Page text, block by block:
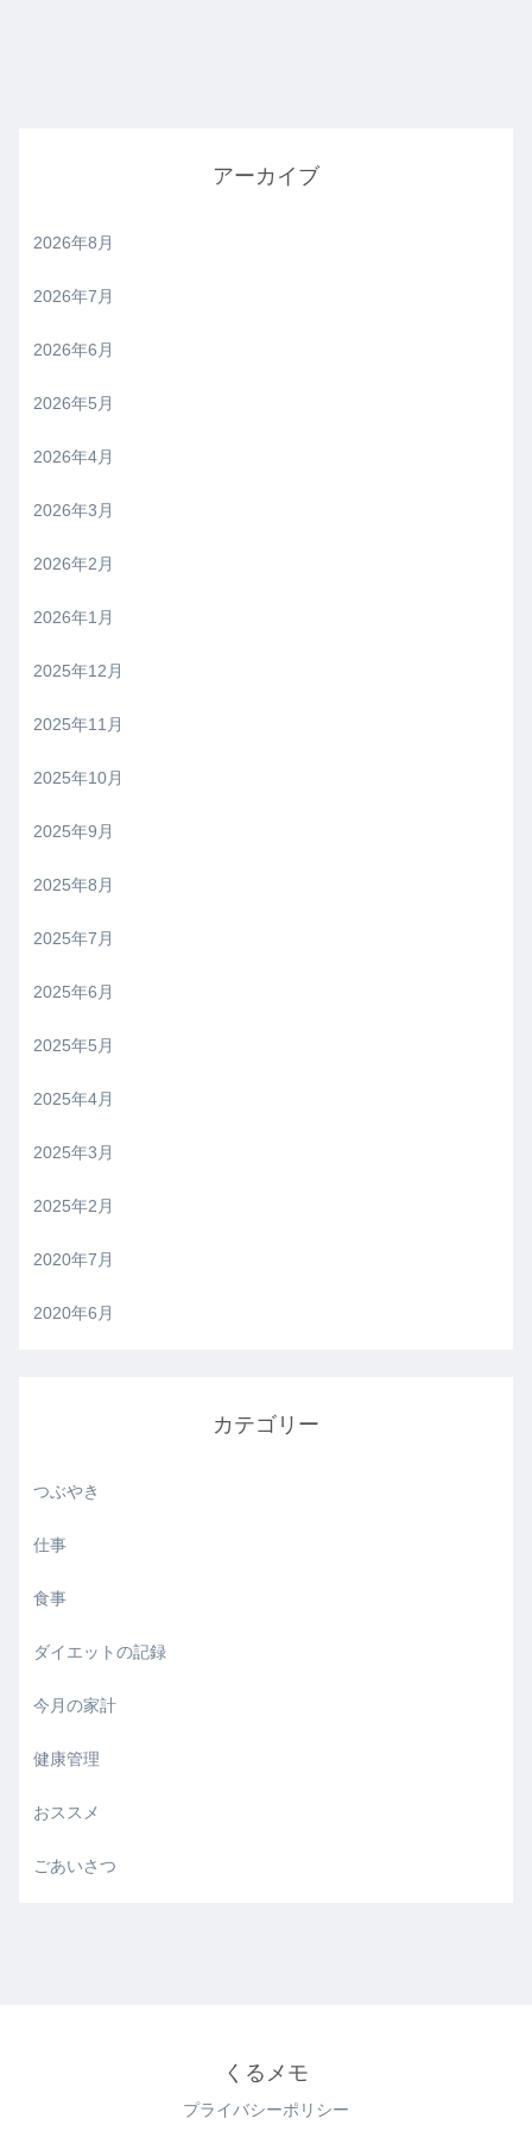
アーカイブ
2026年8月
2026年7月
2026年6月
2026年5月
2026年4月
2026年3月
2026年2月
2026年1月
2025年12月
2025年11月
2025年10月
2025年9月
2025年8月
2025年7月
2025年6月
2025年5月
2025年4月
2025年3月
2025年2月
2020年7月
2020年6月
カテゴリー
つぶやき
仕事
食事
ダイエットの記録
今月の家計
健康管理
おススメ
ごあいさつ
くるメモ
プライバシーポリシー